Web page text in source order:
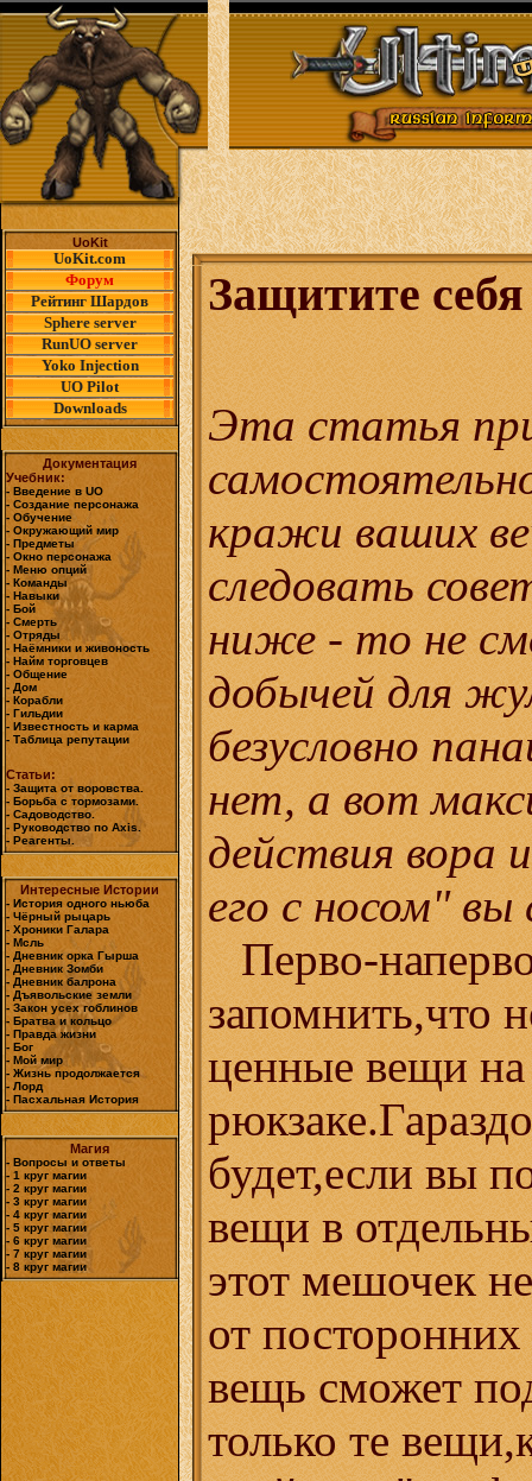
UoKit
UoKit.com
Форум
Рейтинг Шардов
Sphere server
RunUO server
Yoko Injection
UO Pilot
Downloads
Документация
Учебник:
- Введение в UO
- Создание персонажа
- Обучение
- Окружающий мир
- Предметы
- Окно персонажа
- Меню опций
- Команды
- Навыки
- Бой
- Смерть
- Отряды
- Наёмники и живоность
- Найм торговцев
- Общение
- Дом
- Корабли
- Гильдии
- Известность и карма
- Таблица репутации
Статьи:
- Защита от воровства.
- Борьба с тормозами.
- Садоводство.
- Руководство по Axis.
- Реагенты.
Интересные Истории
- История одного ньюба
- Чёрный рыцарь
- Хроники Галара
- Мсль
- Дневник орка Гырша
- Дневник Зомби
- Дневник балрона
- Дъявольские земли
- Закон усех гоблинов
- Братва и кольцо
- Правда жизни
- Бог
- Мой мир
- Жизнь продолжается
- Лорд
- Пасхальная История
Магия
- Вопросы и ответы
- 1 круг магии
- 2 круг магии
- 3 круг магии
- 4 круг магии
- 5 круг магии
- 6 круг магии
- 7 круг магии
- 8 круг магии
Защитите
Эта статья
кражи ваших
следовать
ниже - то не
добычей для
безусловно
нет, а вот
действия вора
его с носом"
Перво-
запомнить,что
ценные вещи
будет,если вы
вещи в
этот мешочек
от посторонних
вещь сможет
только те